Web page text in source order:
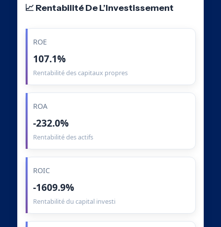
📈 Rentabilité De L’Investissement
ROE
107.1%
Rentabilité des capitaux propres
ROA
-232.0%
Rentabilité des actifs
ROIC
-1609.9%
Rentabilité du capital investi